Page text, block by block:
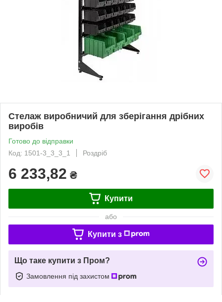
Стелаж виробничий для зберігання дрібних
виробів
Готово до відправки
Код: 1501-3_3_3_1
Роздріб
6 233,82 ₴
Купити
або
Купити з
Що таке купити з Пром?
Замовлення під захистом